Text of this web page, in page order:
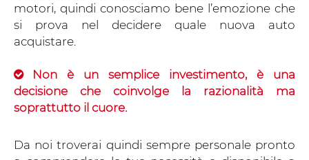
motori, quindi conosciamo bene l’emozione che
si prova nel decidere quale nuova auto
acquistare.
Non è un semplice investimento, è una
decisione che coinvolge la razionalità ma
soprattutto il cuore.
Da noi troverai quindi sempre personale pronto